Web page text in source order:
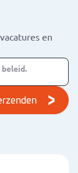
en